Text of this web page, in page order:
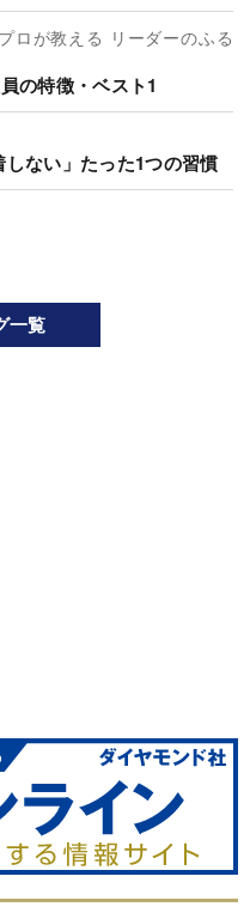
ロが教える リーダーのふる
の特徴・ベスト1
しない」たった1つの習慣
一覧